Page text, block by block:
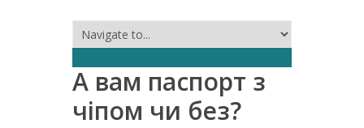
А вам паспорт з
чіпом чи без?